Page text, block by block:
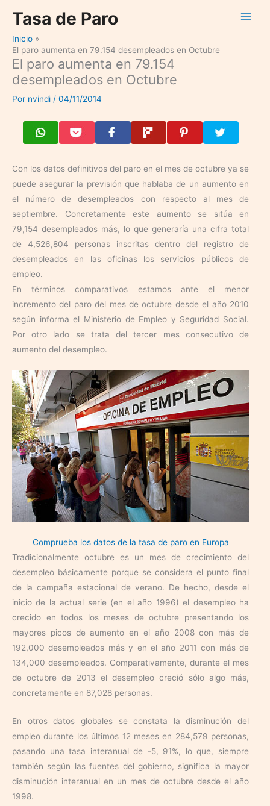
contenido
Tasa de Paro
Inicio
El paro aumenta en 79.154 desempleados en Octubre
El paro aumenta en 79.154
desempleados en Octubre
Por nvindi / 04/11/2014
Con los datos definitivos del paro en el mes de octubre ya se
puede asegurar la previsión que hablaba de un aumento en
el número de desempleados con respecto al mes de
septiembre. Concretamente este aumento se sitúa en
79,154 desempleados más, lo que generaría una cifra total
de 4,526,804 personas inscritas dentro del registro de
desempleados en las oficinas los servicios públicos de
empleo.
En términos comparativos estamos ante el menor
incremento del paro del mes de octubre desde el año 2010
según informa el Ministerio de Empleo y Seguridad Social.
Por otro lado se trata del tercer mes consecutivo de
aumento del desempleo.
Comprueba los datos de la tasa de paro en Europa
Tradicionalmente octubre es un mes de crecimiento del
desempleo básicamente porque se considera el punto final
de la campaña estacional de verano. De hecho, desde el
inicio de la actual serie (en el año 1996) el desempleo ha
crecido en todos los meses de octubre presentando los
mayores picos de aumento en el año 2008 con más de
192,000 desempleados más y en el año 2011 con más de
134,000 desempleados. Comparativamente, durante el mes
de octubre de 2013 el desempleo creció sólo algo más,
concretamente en 87,028 personas.
En otros datos globales se constata la disminución del
empleo durante los últimos 12 meses en 284,579 personas,
pasando una tasa interanual de -5, 91%, lo que, siempre
también según las fuentes del gobierno, significa la mayor
disminución interanual en un mes de octubre desde el año
1998.